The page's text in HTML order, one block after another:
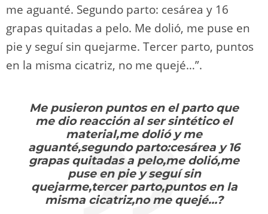
me aguanté. Segundo parto: cesárea y 16
grapas quitadas a pelo. Me dolió, me puse en
pie y seguí sin quejarme. Tercer parto, puntos
en la misma cicatriz, no me quejé…”.
Me pusieron puntos en el parto que
me dio reacción al ser sintético el
material,me dolió y me
aguanté,segundo parto:cesárea y 16
grapas quitadas a pelo,me dolió,me
puse en pie y seguí sin
quejarme,tercer parto,puntos en la
misma cicatriz,no me quejé…?